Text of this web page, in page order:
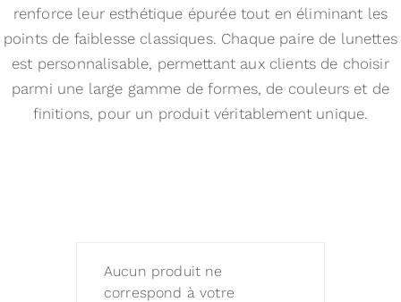
renforce leur esthétique épurée tout en éliminant les
points de faiblesse classiques. Chaque paire de lunettes
est personnalisable, permettant aux clients de choisir
parmi une large gamme de formes, de couleurs et de
finitions, pour un produit véritablement unique.
Aucun produit ne
correspond à votre